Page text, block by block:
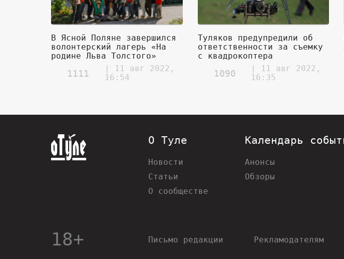
В Ясной Поляне завершился
волонтерский лагерь «На
родине Льва Толстого»
1111
| 11 авг 2022,
16:54
Туляков предупредили об
ответственности за съемку
с квадрокоптера
1090
| 11 авг 2022,
16:35
О Туле
Новости
Статьи
О сообществе
Календарь
Анонсы
Обзоры
18+ Письмо редакции Рекламодателям